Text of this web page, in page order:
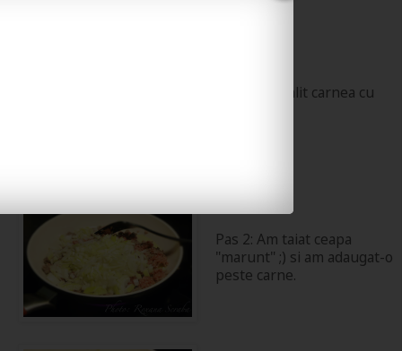
Pas 1: Am calit carnea cu
Pas 2: Am taiat ceapa
"marunt" ;) si am adaugat-o
peste carne.